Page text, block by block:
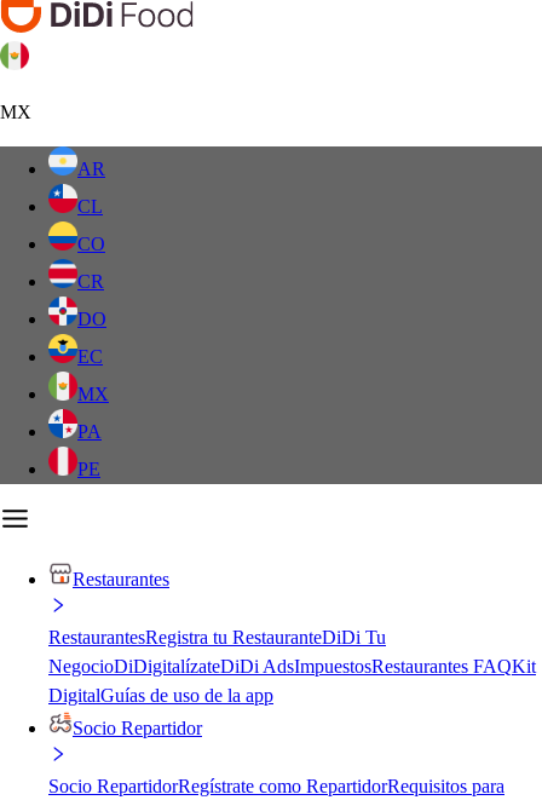
MX
AR
CL
CO
CR
DO
EC
MX
PA
PE
Restaurantes
RestaurantesRegistra tu RestauranteDiDi Tu
NegocioDiDigitalízateDiDi AdsImpuestosRestaurantes FAQKit
DigitalGuías de uso de la app
Socio Repartidor
Socio RepartidorRegístrate como RepartidorRequisitos para